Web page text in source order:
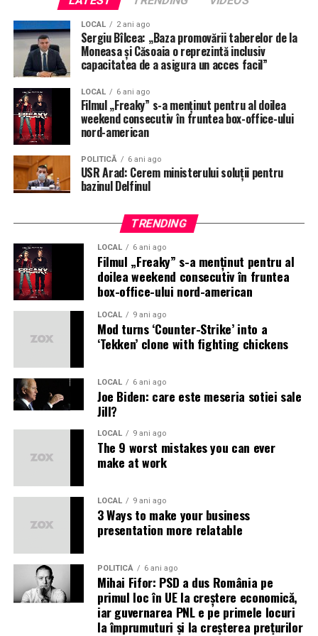
operatorul contractat de municipalitate pentru a fi
reciclate.
Colectarea selectivă a deșeurilor de la asociațiile de
proprietari (blocuri) și gospodăriile individuale (case) se
face în containere/pubele personalizate pentru fiecare
fracție, respectiv:
plastic/metal – galben;
hârtie/carton – albastru;
deșeuri reziduale – negru.
Rețineți!
Este interzisă amestecarea deșeurilor.
Este interzisă abandonarea deșeurilor și depozitarea
acestora în afara spațiilor special amenajate, conform
Legii nr. 211/2011.
Totalitatea deșeurilor care nu se pot recicla sunt
deșeurile reziduale. De exemplu resturi de mâncare
(carne, lactate, vegetale, ouă), scutece de unică
folosință, absorbante, reziduurile/excrementele
animalelor de casă, conținutul sacului de la aspirator,
mucuri de țigară, șervețele folosite, ambalaje foarte
murdare, cioburi de ceramică și porțelan, veselă de unică
folosință foarte murdară, cenușa de la sobe (dacă în
afară de lemn se ard și cărbuni), resturi vegetale din
curte, lemn tratat sau vopsit ș.a. Acestea trebuie să
ajungă la depozitul conform al FCC Environment și sub
nicio formă nu trebuie abandonate la întâmplare pe
domeniul public sau pe terenuri virane private!
LOCAL 2 ani ago
Sergiu Bîlcea: „Baza promovării taberelor de la
Moneasa și Căsoaia o reprezintă inclusiv
capacitatea de a asigura un acces facil”
LOCAL 6 ani ago
Filmul „Freaky” s-a menţinut pentru al doilea
weekend consecutiv în fruntea box-office-ului
nord-american
POLITICĂ 6 ani ago
USR Arad: Cerem ministerului soluții pentru
bazinul Delfinul
TRENDING
LOCAL 6 ani ago
Filmul „Freaky” s-a menţinut pentru al
doilea weekend consecutiv în fruntea
box-office-ului nord-american
LOCAL 9 ani ago
Mod turns ‘Counter-Strike’ into a
‘Tekken’ clone with fighting chickens
LOCAL 6 ani ago
Joe Biden: care este meseria sotiei sale
Jill?
LOCAL 9 ani ago
The 9 worst mistakes you can ever
make at work
LOCAL 9 ani ago
3 Ways to make your business
presentation more relatable
POLITICĂ 6 ani ago
Mihai Fifor: PSD a dus România pe
primul loc în UE la creștere economică,
iar guvernarea PNL e pe primele locuri
la împrumuturi și la creșterea prețurilor